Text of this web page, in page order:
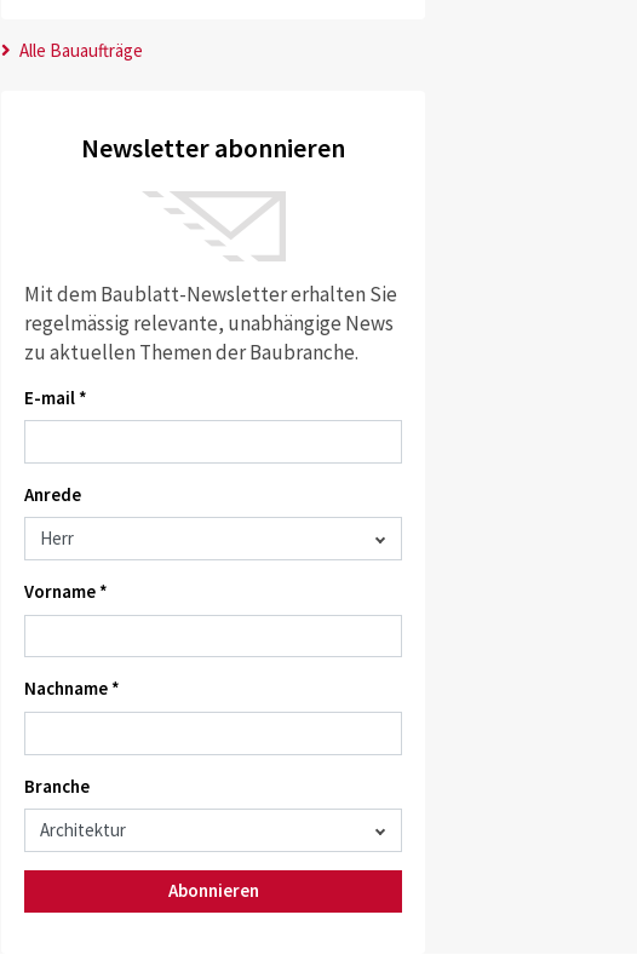
Alle Bauaufträge
Newsletter abonnieren
Mit dem Baublatt-Newsletter erhalten Sie
regelmässig relevante, unabhängige News
zu aktuellen Themen der Baubranche.
E-mail *
Anrede
Vorname *
Nachname *
Branche
Abonnieren